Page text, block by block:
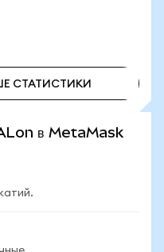
СТАТИСТИКИ
в MetaMask